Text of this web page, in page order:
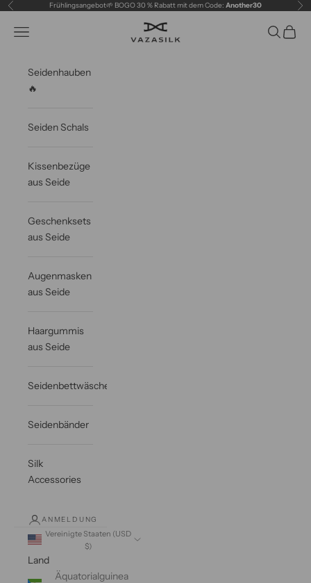
Zum Inhalt springen
Zurück Frühlingsangebot🌱 BOGO 30 % Rabatt mit dem Code: Another30 Vor
VAZASILK
Navigationsmenü öffnen Suche
Seidenhauben
🔥
Seiden Schals
Kissenbezüge
aus Seide
Geschenksets
aus Seide
Augenmasken
aus Seide
Haargummis
aus Seide
Seidenbettwäsche
Seidenbänder
Silk
Accessories
ANMELDUNG
Vereinigte Staaten (USD
$)
Land
Äquatorialguinea